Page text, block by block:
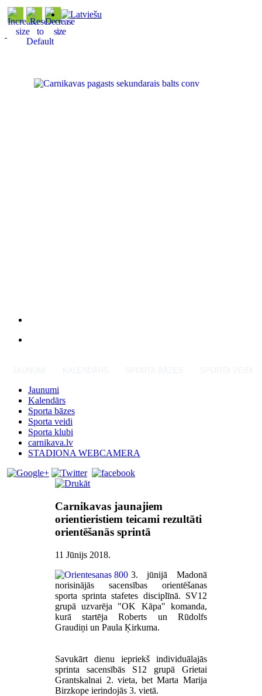
Jaunumi
Kalendārs
Sporta bāzes
Sporta veidi
Sporta klubi
carnikava.lv
STADIONA WEBCAMERA
Carnikavas jaunajiem
orientieristiem teicami rezultāti
orientēšanās sprintā
11 Jūnijs 2018.
3. jūnijā Madonā
norisinājās sacensības orientēšanas
sporta sprinta stafetes disciplīnā. SV12
grupā uzvarēja "OK Kāpa" komanda,
kurā startēja Roberts un Rūdolfs
Graudiņi un Paula Ķirkuma.
Savukārt dienu iepriekš individuālajās
sprinta sacensībās S12 grupā Grietai
Grantskalnai 2. vieta, bet Marta Marija
Birzkope ierindojās 3. vietā.